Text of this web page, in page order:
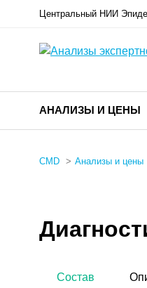
Центральный НИИ
АНАЛИЗЫ И ЦЕНЫ
CMD Анализы и цены
Состав